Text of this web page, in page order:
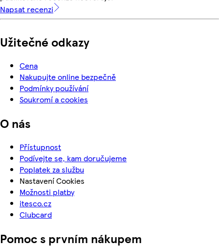
Napsat recenzi
Užitečné odkazy
Cena
Nakupujte online bezpečně
Podmínky používání
Soukromí a cookies
O nás
Přístupnost
Podívejte se, kam doručujeme
Poplatek za službu
Nastavení Cookies
Možnosti platby
itesco.cz
Clubcard
Pomoc s prvním nákupem